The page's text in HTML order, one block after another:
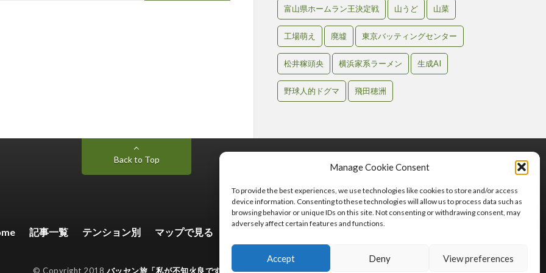
Manage Cookie Consent
To provide the best experiences, we use technologies like cookies to store and/or access
device information. Consenting to these technologies will allow us to process data such as
browsing behavior or unique IDs on this site. Not consenting or withdrawing consent, may
adversely affect certain features and functions.
Accept Deny View preferences
富山県ホームラン王決定戦 山うど 山菜
工場萌え 廃墟 東京バッティングセンター
松井稼頭央 横浜家系ラーメン 生成AI
野球人的ドグマ 飛田穂洲
Back to Top
記事一覧 テンション別 マップで見る
© Copyright 2018 バッセン旅「私が不知火良です。」.